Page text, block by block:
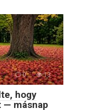
0 13
hogy
— másnap